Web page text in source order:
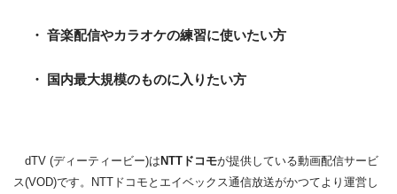
・ 音楽配信やカラオケの練習に使いたい方
・ 国内最大規模のものに入りたい方
dTV (ディーティービー)は NTTドコモが提供している動画配信サービ
ス(VOD)です。NTTドコモとエイベックス通信放送がかつてより運営し